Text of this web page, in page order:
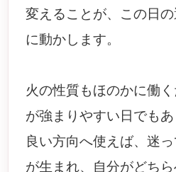
変えることが、この日
に動かします。
火の性質もほのかに働
が強まりやすい日でも
良い方向へ使えば、迷
が生まれ、自分がどち